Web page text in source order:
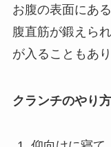
お腹の表面にあ
腹直筋が鍛えら
が入ることもあり
クランチのやり方